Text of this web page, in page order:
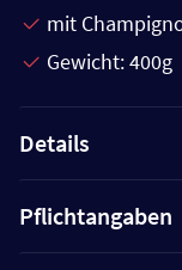
mit
Gewicht: 400g
Details
Pflichtangaben